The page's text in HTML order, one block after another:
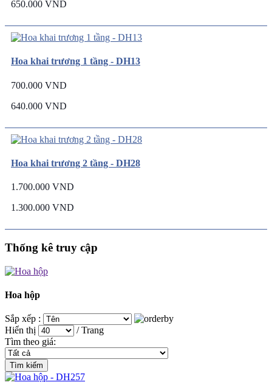
650.000 VND
Hoa khai trương 1 tầng - DH13
700.000 VND
640.000 VND
Hoa khai trương 2 tầng - DH28
1.700.000 VND
1.300.000 VND
Thống kê truy cập
Hoa hộp
Sắp xếp :
Hiển thị
/ Trang
Tìm theo giá: